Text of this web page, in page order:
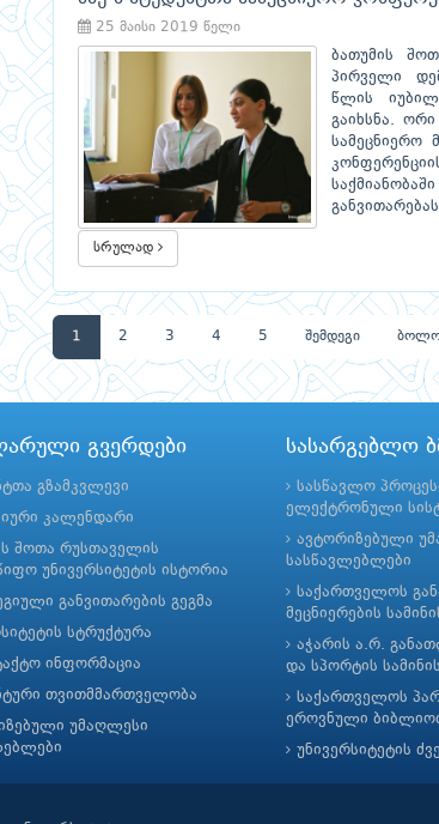
25 მაისი 2019 წელი
ბათუმის
პირველი
წლის
გაიხსნა.
სამეცნიერო
სრულად
1 2 3 4 5 შემდეგი
გვერდები
გზამკვლევი
კალენდარი
შოთა რუსთაველის
უნივერსიტეტის ისტორია
განვითარების გეგმა
სტრუქტურა
ინფორმაცია
თვითმმართველობა
უმაღლესი
სასარგებლო
სასწავლო
ელექტრონული
ავტორიზებული
სასწავლებლები
საქართველოს
მეცნიერების
აჭარის ა.რ.
და სპორტის
საქართველოს
ეროვნული
უნივერსიტეტის